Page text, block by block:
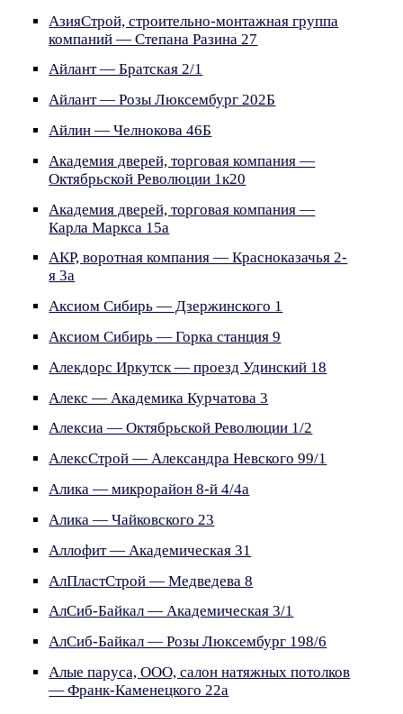
АзияСтрой, строительно-монтажная группа
компаний — Степана Разина 27
Айлант — Братская 2/1
Айлант — Розы Люксембург 202Б
Айлин — Челнокова 46Б
Академия дверей, торговая компания —
Октябрьской Революции 1к20
Академия дверей, торговая компания —
Карла Маркса 15а
АКР, воротная компания — Красноказачья 2-
я 3а
Аксиом Сибирь — Дзержинского 1
Аксиом Сибирь — Горка станция 9
Алекдорс Иркутск — проезд Удинский 18
Алекс — Академика Курчатова 3
Алексиа — Октябрьской Революции 1/2
АлексСтрой — Александра Невского 99/1
Алика — микрорайон 8-й 4/4а
Алика — Чайковского 23
Аллофит — Академическая 31
АлПластСтрой — Медведева 8
АлСиб-Байкал — Академическая 3/1
АлСиб-Байкал — Розы Люксембург 198/6
Алые паруса, ООО, салон натяжных потолков
— Франк-Каменецкого 22а